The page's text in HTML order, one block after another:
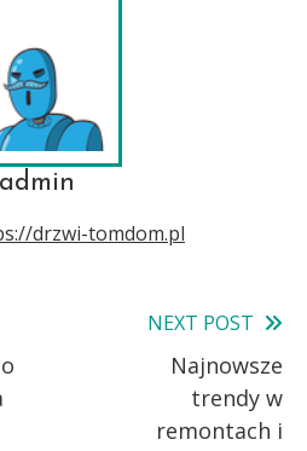
admin
drzwi-tomdom.pl
NEXT POST
Najnowsze
trendy w
remontach i